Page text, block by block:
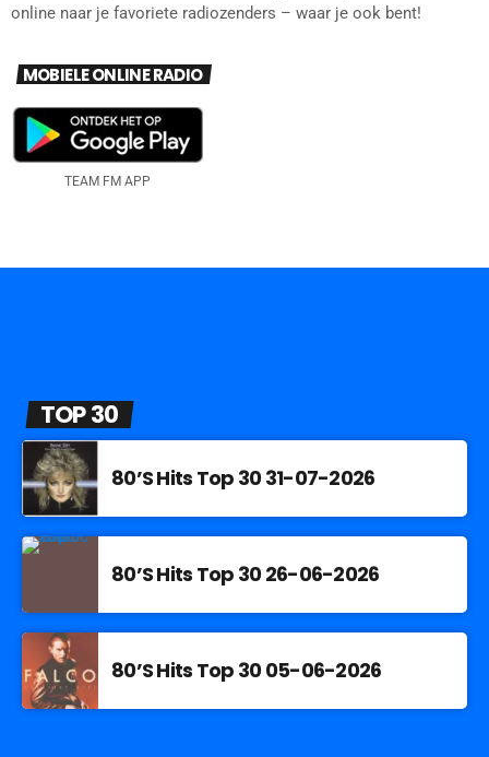
online naar je favoriete radiozenders – waar je ook bent!
MOBIELE ONLINE RADIO
TEAM FM APP
TOP 30
80’S Hits Top 30 31-07-2026
80’S Hits Top 30 26-06-2026
80’S Hits Top 30 05-06-2026